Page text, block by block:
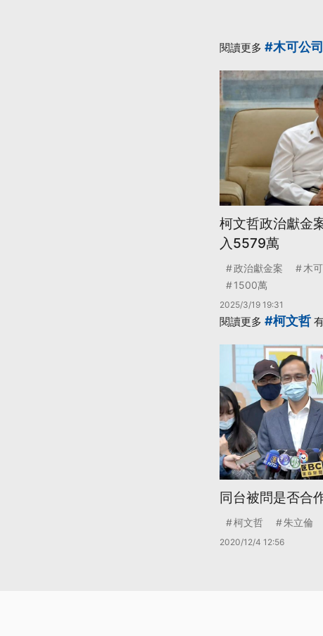
閱讀更多 #木可公司
柯文哲政治獻金
入5579萬
政治獻金案 木
1500萬
2025/3/19 19:31
閱讀更多 #柯文哲
同台被問是否合
柯文哲 朱立倫
2020/12/4 12:56